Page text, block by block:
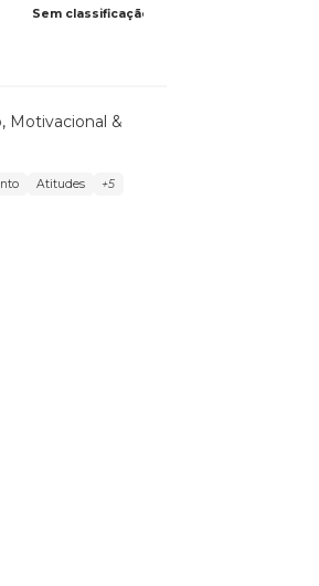
Sem classificação
, Motivacional &
Atitudes +5